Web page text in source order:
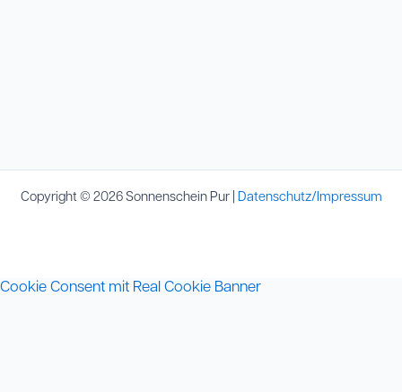
Copyright © 2026 Sonnenschein Pur | Datenschutz/Impressum
Cookie Consent mit Real Cookie Banner